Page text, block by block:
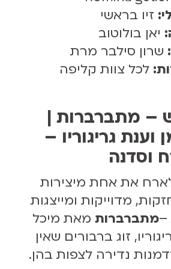
זיו בראשי
יאן בולוטוב
שרון סילבר מרת
לכל צוות קליפה
– מתברברות |
וענת גריגוריו –
וסדנה
את אחת מיצירות
מדוייקות ומייצגות
–מתברברותמאת מיכל
זוג ברבורים שאין
נדירה לצפות בהן.